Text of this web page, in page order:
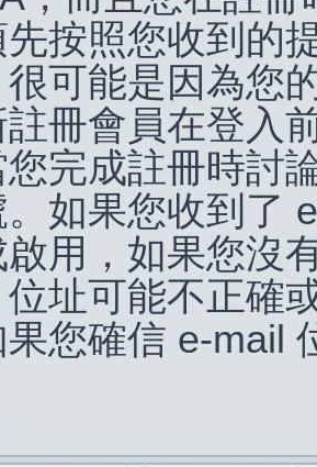
按照您收到的
很可能是因為您
註冊會員在登入
完成註冊時討
。如果您收到了
用，如果您沒
址可能不正確
您確信 e-mail